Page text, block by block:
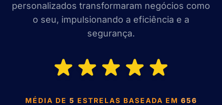
personalizados transformaram negócios como
o seu, impulsionando a eficiência e a
segurança.
MÉDIA DE 5 ESTRELAS BASEADA EM 656